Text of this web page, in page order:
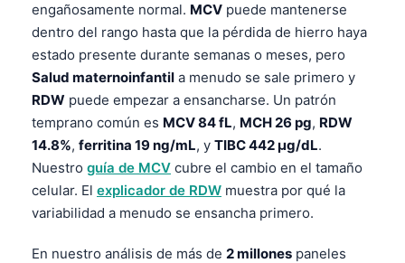
engañosamente normal. MCV puede mantenerse
dentro del rango hasta que la pérdida de hierro haya
estado presente durante semanas o meses, pero
Salud maternoinfantil a menudo se sale primero y
RDW puede empezar a ensancharse. Un patrón
temprano común es MCV 84 fL, MCH 26 pg, RDW
14.8%, ferritina 19 ng/mL, y TIBC 442 µg/dL.
Nuestro guía de MCV cubre el cambio en el tamaño
celular. El explicador de RDW muestra por qué la
variabilidad a menudo se ensancha primero.
En nuestro análisis de más de 2 millones paneles
Hrvatski
Slovenčina
كوردی‎
پښتو
سنڌي
සිංහල
অসমীয়া
Galego
Latviešu valoda